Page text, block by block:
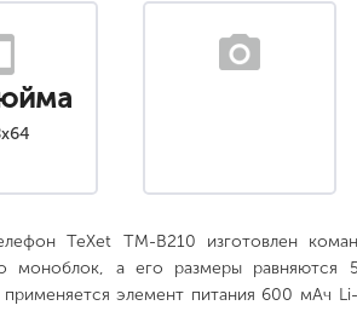
TeXet TM-B210 изготовлен
моноблок, а его размеры
применяется элемент питания 600 мАч